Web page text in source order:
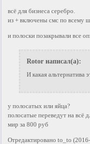
всё для бизнеса серебро.
из + включены смс по всему
и полоски позакрывали все
Rotor написал(а):
И какая альтернатива
у полосатых или яйца?
полосатые переведут на всё
мир за 800 руб
Отредактировано to_to